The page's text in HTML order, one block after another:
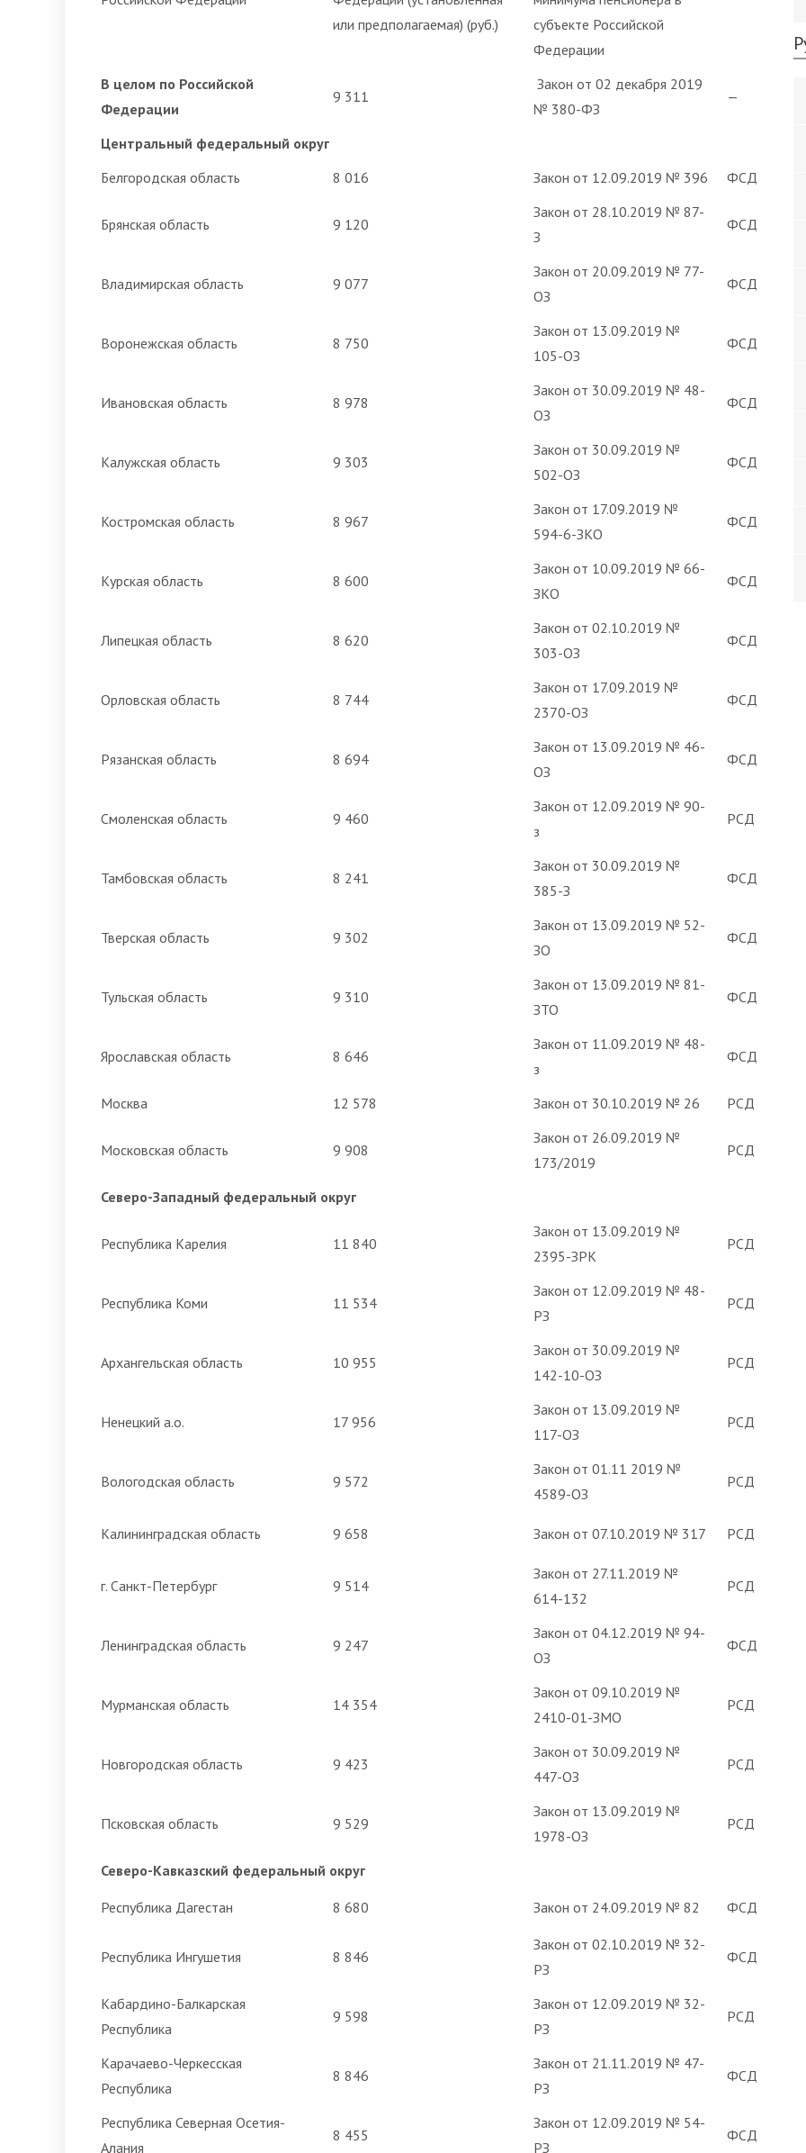
или предполагаемая) (руб.)
субъекте Российской
Федерации
В целом по Российской
Федерации
9 311
Закон от 02 декабря 2019
№ 380-ФЗ
—
Центральный федеральный округ
Белгородская область
8 016 Закон от 12.09.2019 № 396 ФСД
Брянская область 9 120
Закон от 28.10.2019 № 87-
З
ФСД
Владимирская область 9 077
Закон от 20.09.2019 № 77-
ОЗ
ФСД
Воронежская область 8 750
Закон от 13.09.2019 №
105-ОЗ
ФСД
Ивановская область 8 978
Закон от 30.09.2019 № 48-
ОЗ
ФСД
Калужская область 9 303
Закон от 30.09.2019 №
502-ОЗ
ФСД
Костромская область 8 967
Закон от 17.09.2019 №
594-6-ЗКО
ФСД
Курская область 8 600
Закон от 10.09.2019 № 66-
ЗКО
ФСД
Липецкая область 8 620
Закон от 02.10.2019 №
303-ОЗ
ФСД
Орловская область 8 744
Закон от 17.09.2019 №
2370-ОЗ
ФСД
Рязанская область 8 694
Закон от 13.09.2019 № 46-
ОЗ
ФСД
Смоленская область 9 460
Закон от 12.09.2019 № 90-
з
РСД
Тамбовская область 8 241
Закон от 30.09.2019 №
385-З
ФСД
Тверская область 9 302
Закон от 13.09.2019 № 52-
ЗО
ФСД
Тульская область 9 310
Закон от 13.09.2019 № 81-
ЗТО
ФСД
Ярославская область 8 646
Закон от 11.09.2019 № 48-
з
ФСД
Москва 12 578 Закон от 30.10.2019 № 26 РСД
Московская область 9 908
Закон от 26.09.2019 №
173/2019
РСД
Северо-Западный федеральный округ
Республика Карелия 11 840
Закон от 13.09.2019 №
2395-ЗРК
РСД
Республика Коми 11 534
Закон от 12.09.2019 № 48-
РЗ
РСД
Архангельская область 10 955
Закон от 30.09.2019 №
142-10-ОЗ
РСД
Ненецкий а.о. 17 956
Закон от 13.09.2019 №
117-ОЗ
РСД
Вологодская область 9 572
Закон от 01.11 2019 №
4589-ОЗ
РСД
Калининградская область 9 658 Закон от 07.10.2019 № 317 РСД
г. Санкт-Петербург 9 514
Закон от 27.11.2019 №
614-132
РСД
Ленинградская область 9 247
Закон от 04.12.2019 № 94-
ОЗ
ФСД
Мурманская область 14 354
Закон от 09.10.2019 №
2410-01-ЗМО
РСД
Новгородская область 9 423
Закон от 30.09.2019 №
447-ОЗ
РСД
Псковская область 9 529
Закон от 13.09.2019 №
1978-ОЗ
РСД
Северо-Кавказский федеральный округ
Республика Дагестан 8 680 Закон от 24.09.2019 № 82 ФСД
Республика Ингушетия 8 846
Закон от 02.10.2019 № 32-
РЗ
ФСД
Кабардино-Балкарская
Республика
9 598
Закон от 12.09.2019 № 32-
РЗ
РСД
Карачаево-Черкесская
Республика
8 846
Закон от 21.11.2019 № 47-
РЗ
ФСД
Республика Северная Осетия-
Алания
8 455
Закон от 12.09.2019 № 54-
РЗ
ФСД